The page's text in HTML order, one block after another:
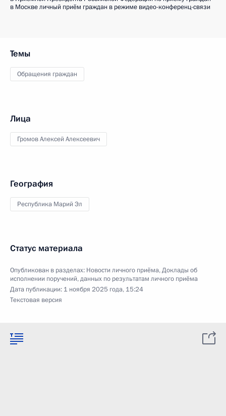
в Москве личный приём граждан в режиме видео-конференц-связи
Темы
Обращения граждан
Лица
Громов Алексей Алексеевич
География
Республика Марий Эл
Статус материала
Опубликован в разделах: Новости личного приёма,Доклады об
исполнении поручений, данных по результатам личного приёма
Дата публикации: 1 ноября 2025 года, 15:24
Текстовая версия